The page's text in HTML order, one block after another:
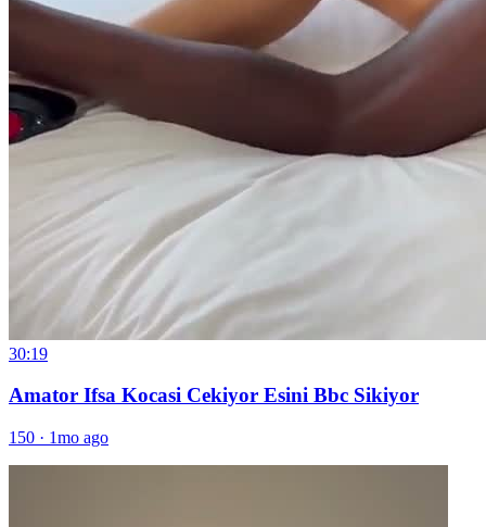
30:19
Amator Ifsa Kocasi Cekiyor Esini Bbc Sikiyor
150 · 1mo ago